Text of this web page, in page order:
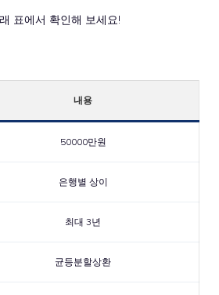
표에서 확인해 보세요!
내용
50000만원
은행별 상이
최대 3년
균등분할상환